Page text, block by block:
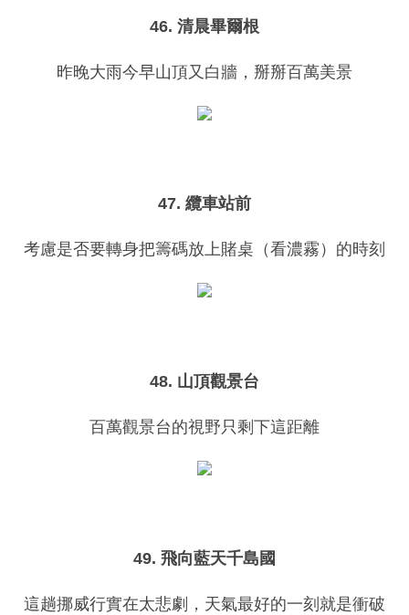
46. 清晨畢爾根
昨晚大雨今早山頂又白牆，掰掰百萬美景
47. 纜車站前
考慮是否要轉身把籌碼放上賭桌（看濃霧）的時刻
48. 山頂觀景台
百萬觀景台的視野只剩下這距離
49. 飛向藍天千島國
這趟挪威行實在太悲劇，天氣最好的一刻就是衝破